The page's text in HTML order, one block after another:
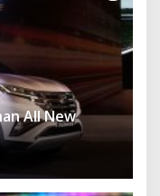
All New